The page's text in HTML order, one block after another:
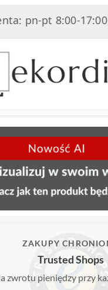
pt 8:00-17:00, sob
ZAKUPY
Trusted Shops
zwrotu pieniędzy przy